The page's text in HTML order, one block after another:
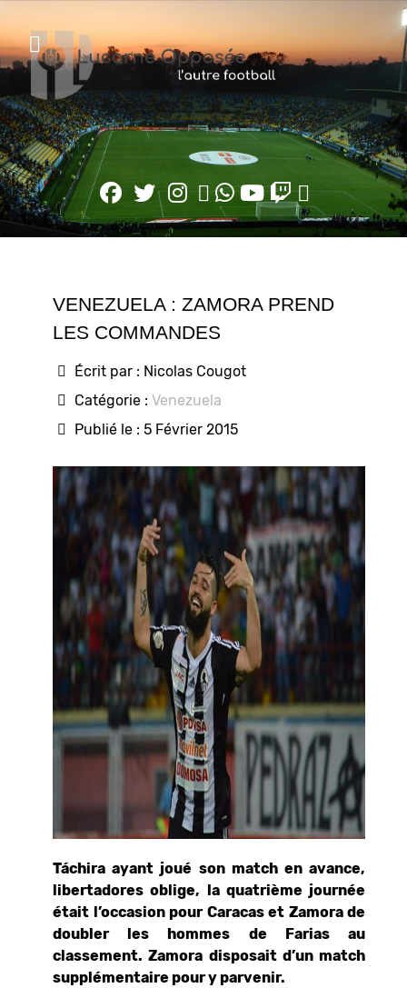
VENEZUELA : ZAMORA PREND
LES COMMANDES
Écrit par : Nicolas Cougot
Catégorie : Venezuela
Publié le : 5 Février 2015
Táchira ayant joué son match en avance,
libertadores oblige, la quatrième journée
était l’occasion pour Caracas et Zamora de
doubler les hommes de Farias au
classement. Zamora disposait d’un match
supplémentaire pour y parvenir.